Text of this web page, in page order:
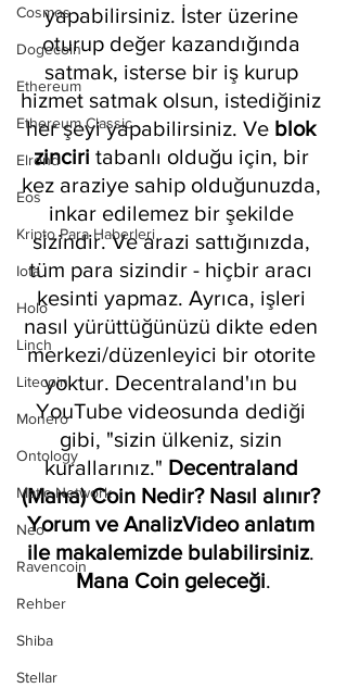
Cosmos
Dogecoin
Ethereum
Ethereum Classic
Elrond
Eos
Kripto Para Haberleri
Iota
Holo
Linch
Litecoin
Monero
Ontology
Matic Network
Neo
Ravencoin
Rehber
Shiba
Stellar
yapabilirsiniz. İster üzerine
oturup değer kazandığında
satmak, isterse bir iş kurup
hizmet satmak olsun, istediğiniz
her şeyi yapabilirsiniz. Ve blok
zinciri tabanlı olduğu için, bir
kez araziye sahip olduğunuzda,
inkar edilemez bir şekilde
sizindir. Ve arazi sattığınızda,
tüm para sizindir - hiçbir aracı
kesinti yapmaz. Ayrıca, işleri
nasıl yürüttüğünüzü dikte eden
merkezi/düzenleyici bir otorite
yoktur. Decentraland'ın bu
YouTube videosunda dediği
gibi, "sizin ülkeniz, sizin
kurallarınız." Decentraland
(Mana) Coin Nedir? Nasıl alınır?
Yorum ve AnalizVideo anlatım
ile makalemizde bulabilirsiniz.
Mana Coin geleceği.